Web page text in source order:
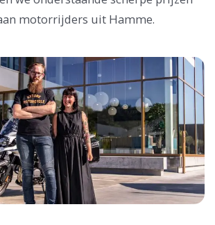
motorrijders uit Hamme.